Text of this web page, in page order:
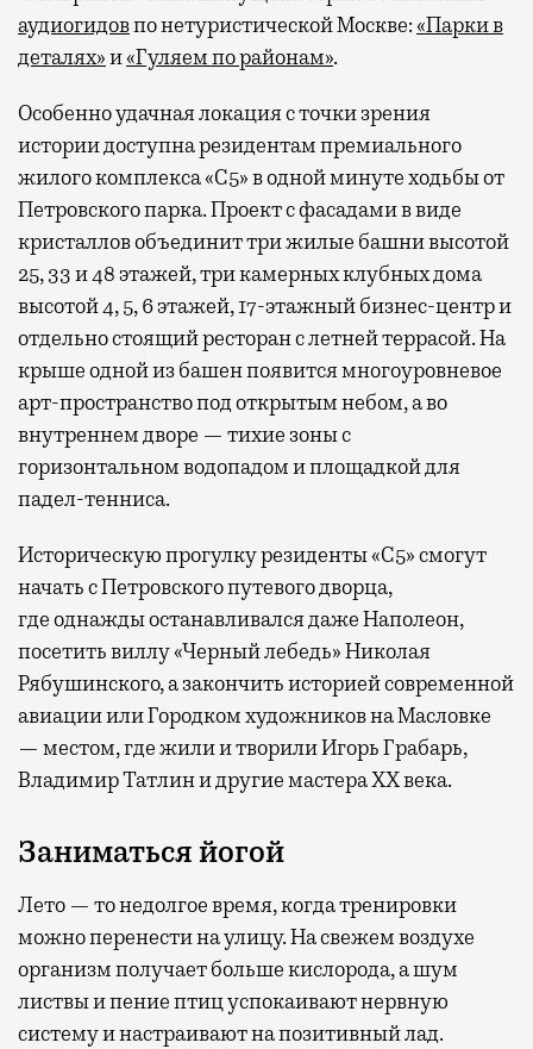
аудиогидовпо нетуристической Москве:«Парки в
деталях»и«Гуляем по районам».
Особенно удачная локация с точки зрения
истории доступна резидентам премиального
жилого комплекса «С5»в одной минуте ходьбы от
Петровского парка. Проект с фасадами в виде
кристаллов объединит три жилые башни высотой
25, 33 и 48 этажей, три камерных клубных дома
высотой 4, 5, 6 этажей, 17-этажный бизнес-центр и
отдельно стоящий ресторан с летней террасой. На
крыше одной из башен появится многоуровневое
арт-пространство под открытым небом, а во
внутреннем дворе — тихие зоны с
горизонтальном водопадом и площадкой для
падел-тенниса.
Историческую прогулку резиденты «С5» смогут
начать с Петровского путевого дворца,
гдеоднажды останавливался даже Наполеон,
посетить виллу «Черный лебедь» Николая
Рябушинского, а закончить историей современной
авиации или Городком художников на Масловке
— местом, где жили и творили Игорь Грабарь,
Владимир Татлин и другие мастера XX века.
Заниматься йогой
Лето — то недолгое время, когда тренировки
можно перенести на улицу. На свежем воздухе
организм получает больше кислорода, а шум
листвы и пение птиц успокаивают нервную
систему и настраивают на позитивный лад.